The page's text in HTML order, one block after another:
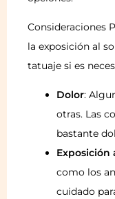
Consideraciones
la exposición al
tatuaje si es
Dolor:
otras. Las
bastante
Exposición
como los
cuidado